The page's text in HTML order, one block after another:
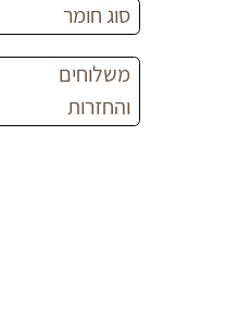
סוג חומר
משלוחים
והחזרות